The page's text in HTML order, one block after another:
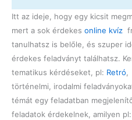
Itt az ideje, hogy egy kicsit
mert a sok érdekes online kvíz
tanulhatsz is belőle, és szuper
érdekes feladványt találhatsz.
tematikus kérdéseket, pl: Retró,
történelmi, irodalmi
témát egy feladatban
feladatok érdekelnek, amilyen